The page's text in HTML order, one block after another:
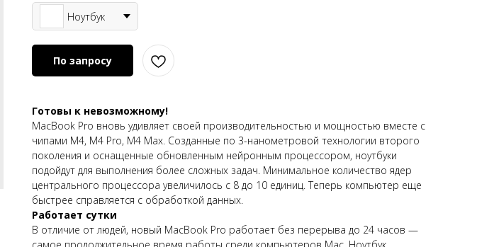
Ноутбук
По запросу
Готовы к невозможному!
MacBook Pro вновь удивляет своей производительностью и мощностью вместе с
чипами М4, М4 Pro, M4 Max. Созданные по 3-нанометровой технологии второго
поколения и оснащенные обновленным нейронным процессором, ноутбуки
подойдут для выполнения более сложных задач. Минимальное количество ядер
центрального процессора увеличилось с 8 до 10 единиц. Теперь компьютер еще
быстрее справляется с обработкой данных.
Работает сутки
В отличие от людей, новый MacBook Pro работает без перерыва до 24 часов —